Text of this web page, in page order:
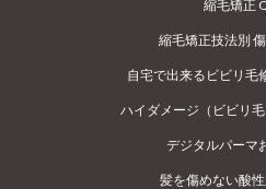
縮毛矯正
縮毛矯正技法別
自宅で出来るビビリ
ハイダメージ（ビビリ
デジタルパーマ
髪を傷めない酸